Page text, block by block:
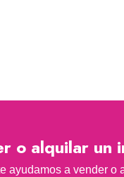
o alquilar un
ayudamos a vender